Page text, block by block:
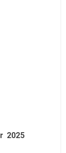
2025